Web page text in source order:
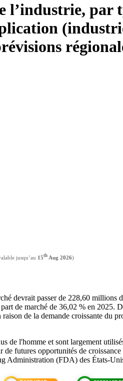
l’industrie,
jusqu’au 15th Aug 2026)
devrait passer de 228,60
de marché de 36,02 % en
de la demande croissante du
de l'homme et sont largement
futures opportunités de
Administration (FDA) des États-